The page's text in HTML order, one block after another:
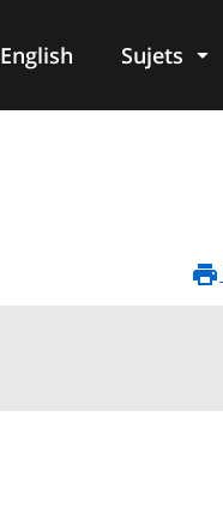
English Sujets